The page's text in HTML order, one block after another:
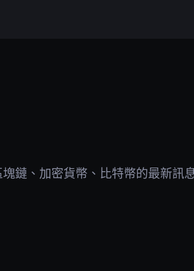
鏈、加密貨幣、比特幣的最新訊